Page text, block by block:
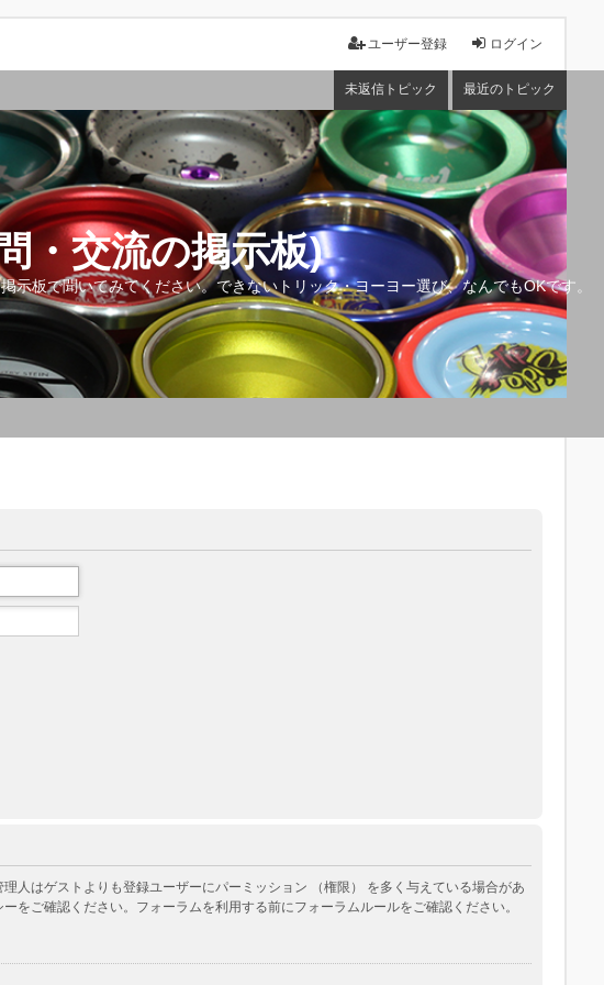
ログイン
ユーザー登録
未返信トピック 最近のトピック
・交流の掲示板)
板で聞いてみてください。できないトリック・ヨーヨー選び、なんでもOKです。
人はゲストよりも登録ユーザーにパーミッション （権限） を多く与えている場合があ
ご確認ください。フォーラムを利用する前にフォーラムルールをご確認ください。